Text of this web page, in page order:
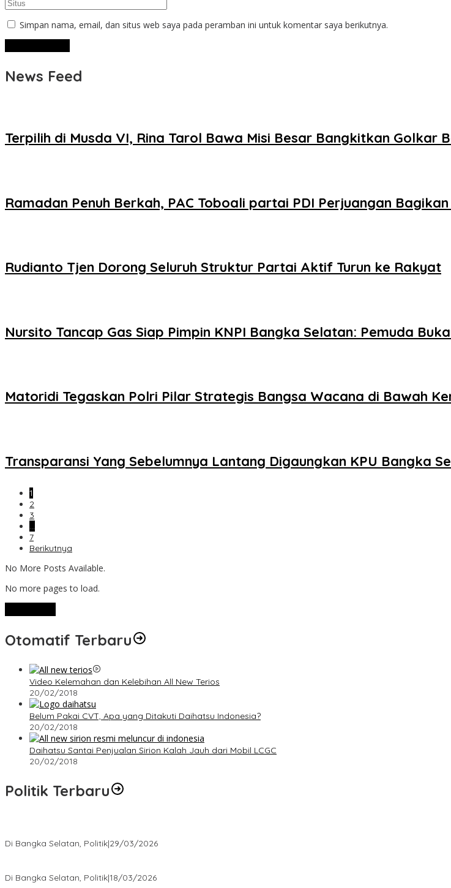
Simpan nama, email, dan situs web saya pada peramban ini untuk komentar saya berikutnya.
News Feed
Terpilih di Musda VI, Rina Tarol Bawa Misi Besar Bangkitkan Golkar
Ramadan Penuh Berkah, PAC Toboali partai PDI Perjuangan
Rudianto Tjen Dorong Seluruh Struktur Partai Aktif Turun ke Rakyat
Nursito Tancap Gas Siap Pimpin KNPI Bangka Selatan: Pemuda
Matoridi Tegaskan Polri Pilar Strategis Bangsa Wacana di Bawah
Transparansi Yang Sebelumnya Lantang Digaungkan KPU Bangka
1
2
3
…
7
Berikutnya
No More Posts Available.
No more pages to load.
Otomatif Terbaru
Video Kelemahan dan Kelebihan All New Terios
20/02/2018
Belum Pakai CVT, Apa yang Ditakuti Daihatsu Indonesia?
20/02/2018
Daihatsu Santai Penjualan Sirion Kalah Jauh dari Mobil LCGC
20/02/2018
Politik Terbaru
Di Bangka Selatan, Politik|29/03/2026
Di Bangka Selatan, Politik|18/03/2026